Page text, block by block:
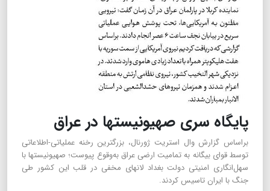
پایگاه سری صهیونیست‎ها در عراق
براساس گزارش وال استریت ژورنال، بزرگترین رخنه عملیاتی-اطلاعاتی
توسط قوای بیگانه به تمامیت ارضی عراق به‌وقوع پیوست؛ صهیونیست‎ها با
سهل‌انگاری امنیتی دولت بغداد لانه‎ای مخفی در قلب این کشور طی
جنگ با ایران تاسیس کردند.